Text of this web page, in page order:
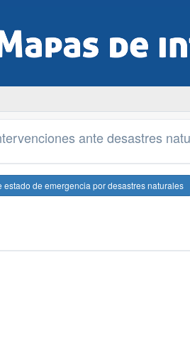
ante desastres
de emergencia por desastres naturales